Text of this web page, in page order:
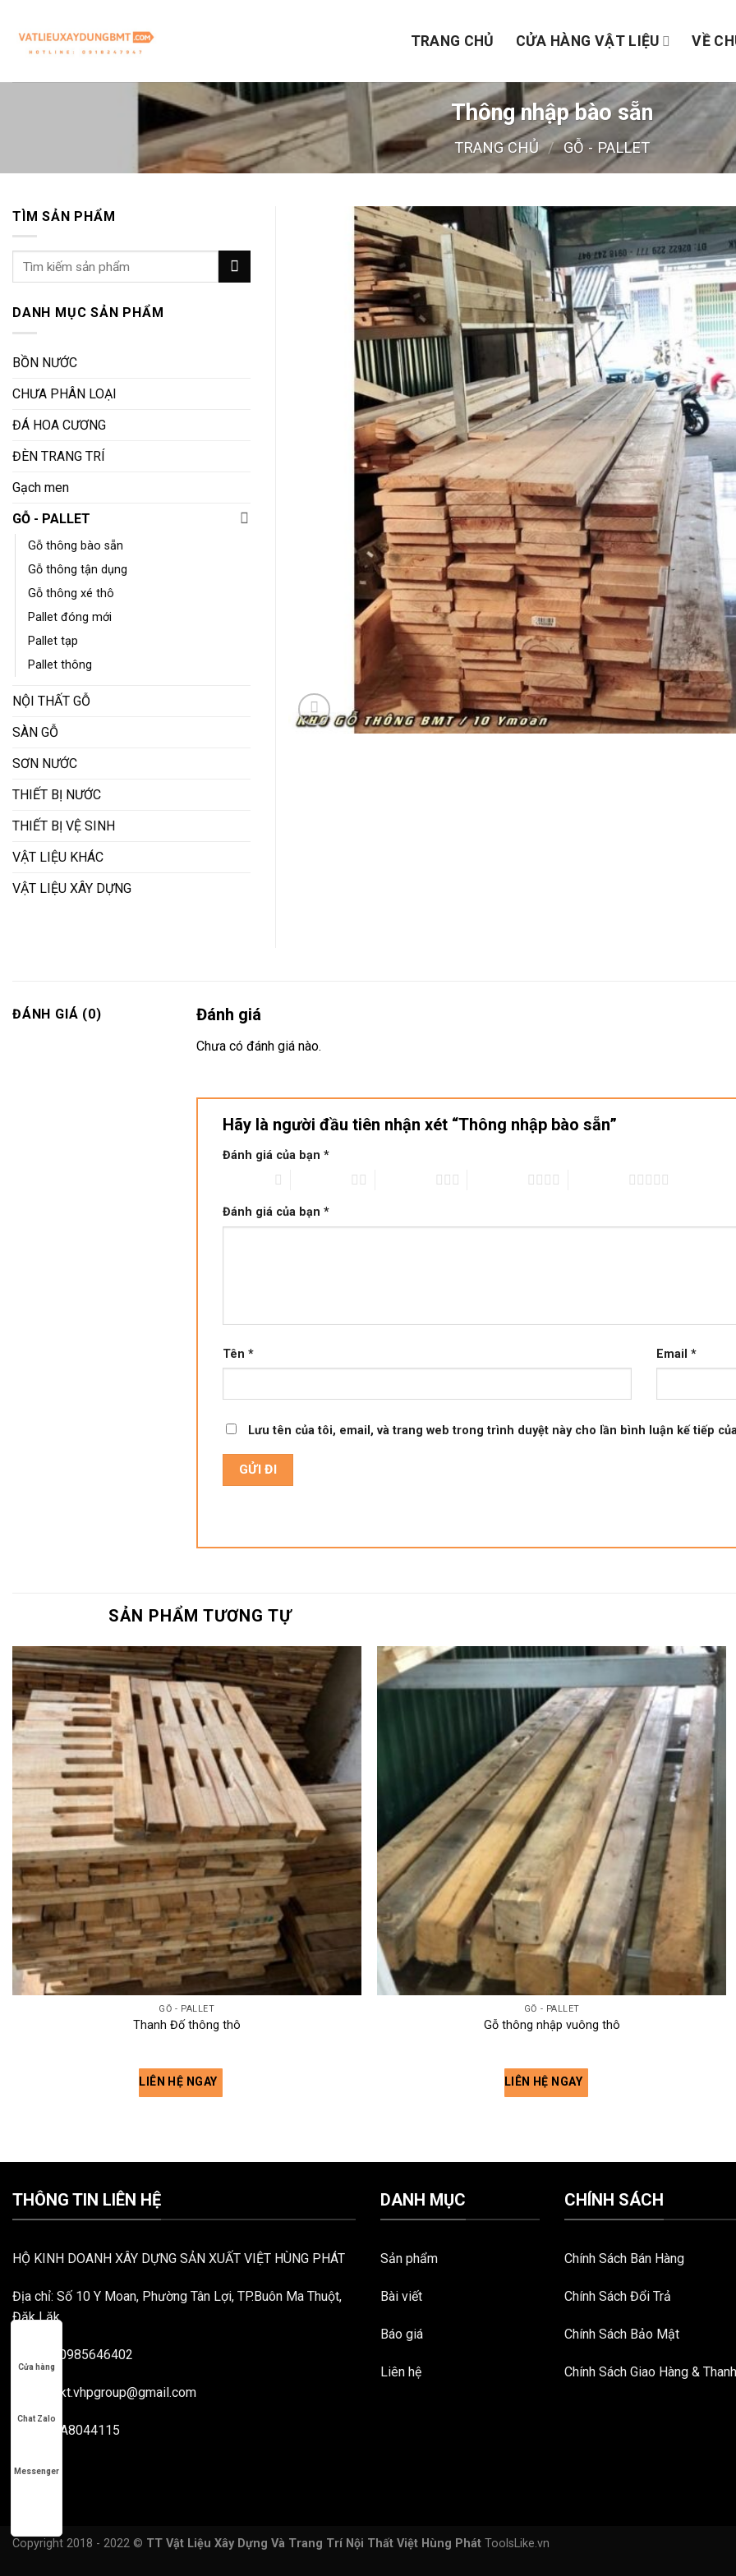
content
TRANG CHỦ CỬA HÀNG VẬT LIỆU VỀ
Thông nhập bào sẵn
TRANG CHỦ / GỖ - PALLET
TÌM SẢN PHẨM
Tìm
DANH MỤC SẢN PHẨM
BỒN NƯỚC
CHƯA PHÂN LOẠI
ĐÁ HOA CƯƠNG
ĐÈN TRANG TRÍ
Gạch men
GỖ - PALLET
Gỗ thông bào sẵn
Gỗ thông tận dụng
Gỗ thông xé thô
Pallet đóng mới
Pallet tạp
Pallet thông
NỘI THẤT GỖ
SÀN GỖ
SƠN NƯỚC
THIẾT BỊ NƯỚC
THIẾT BỊ VỆ SINH
VẬT LIỆU KHÁC
VẬT LIỆU XÂY DỰNG
ĐÁNH GIÁ (0) Đánh giá
Chưa có đánh giá nào.
Hãy là người đầu tiên nhận xét “Thông nhập bào sẵn”
Đánh giá của bạn *
Đánh giá của bạn *
Tên * Email *
Lưu tên của tôi, email, và trang web trong trình duyệt này cho lần bình luận kế tiếp
SẢN PHẨM TƯƠNG TỰ
GỖ - PALLET
Thanh Đố thông thô
LIÊN HỆ NGAY
GỖ - PALLET
Gỗ thông nhập vuông thô
LIÊN HỆ NGAY
THÔNG TIN LIÊN HỆ
HỘ KINH DOANH XÂY DỰNG SẢN XUẤT VIỆT HÙNG PHÁT
Địa chỉ: Số 10 Y Moan, Phường Tân Lợi, TP.Buôn Ma Thuột,
Đăk Lăk
Hotline: 0985646402
Email: mkt.vhpgroup@gmail.com
MST: 40A8044115
DANH MỤC
Sản phẩm
Bài viết
Báo giá
Liên hệ
CHÍNH SÁCH
Chính Sách Bán Hàng
Chính Sách Đổi Trả
Chính Sách Bảo Mật
Chính Sách Giao Hàng &
Copyright 2018 - 2022 © TT Vật Liệu Xây Dựng Và Trang Trí Nội Thất Việt Hùng Phát ToolsLike.vn
Cửa hàng
Chat Zalo
Messenger